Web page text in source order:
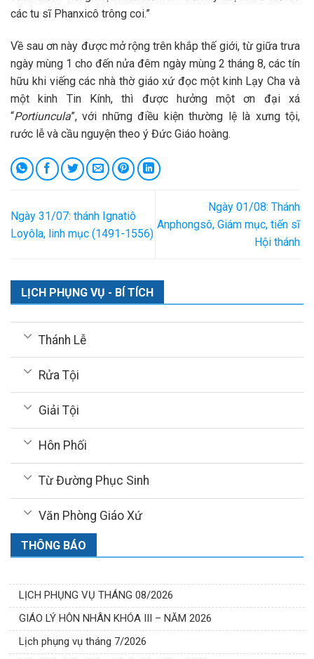
các tu sĩ Phanxicô trông coi.”
Về sau ơn này được mở rộng trên khắp thế giới, từ giữa trưa
ngày mùng 1 cho đến nửa đêm ngày mùng 2 tháng 8, các tín
hữu khi viếng các nhà thờ giáo xứ đọc một kinh Lạy Cha và
một kinh Tin Kính, thì được hưởng một ơn đại xá
“Portiuncula”, với những điều kiện thường lệ là xưng tội,
rước lễ và cầu nguyện theo ý Đức Giáo hoàng.
Ngày 31/07: thánh Ignatiô
Loyôla, linh mục (1491-1556)
Ngày 01/08: Thánh
Anphongsô, Giám mục, tiến sĩ
Hội thánh
LỊCH PHỤNG VỤ - BÍ TÍCH
Thánh Lễ
Rửa Tội
Giải Tội
Hôn Phối
Từ Đường Phục Sinh
Văn Phòng Giáo Xứ
THÔNG BÁO
LỊCH PHỤNG VỤ THÁNG 08/2026
GIÁO LÝ HÔN NHÂN KHÓA III – NĂM 2026
Lịch phụng vụ tháng 7/2026